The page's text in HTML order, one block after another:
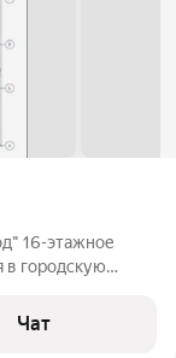
16-этажное
в городскую
обладателей.
Чат